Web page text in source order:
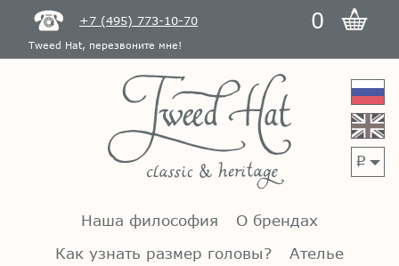
+7 (495) 773-10-70 0
Tweed Hat, перезвоните мне!
p
Наша философия
О брендах
Как узнать размер головы?
Ателье